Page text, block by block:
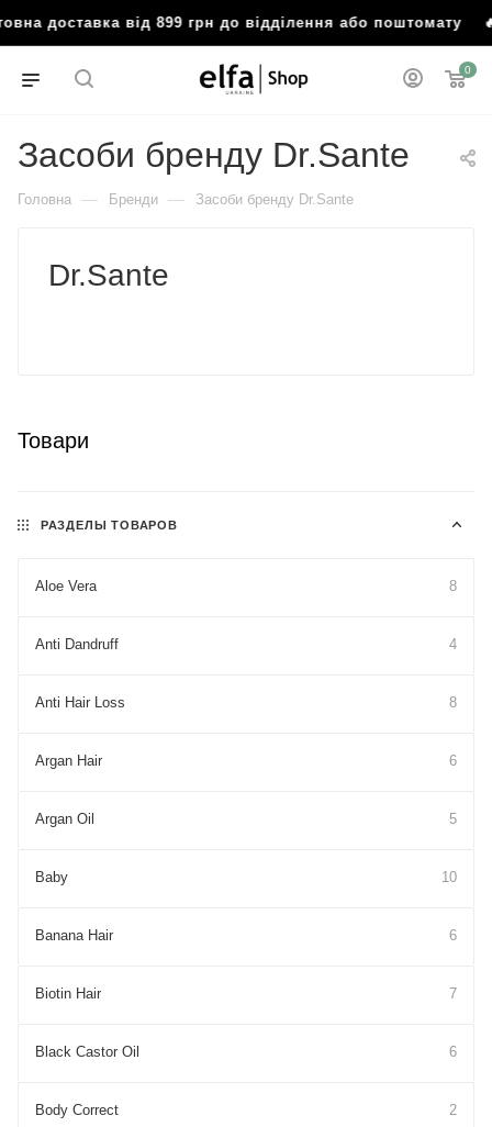
від 899 грн до відділення або поштомату🔥
0
Засоби бренду Dr.Sante
Головна — Бренди — Засоби бренду Dr.Sante
Dr.Sante
Товари
РАЗДЕЛЫ ТОВАРОВ
Aloe Vera 8
Anti Dandruff 4
Anti Hair Loss 8
Argan Hair 6
Argan Oil 5
Baby 10
Banana Hair 6
Biotin Hair 7
Black Castor Oil 6
Body Correct 2